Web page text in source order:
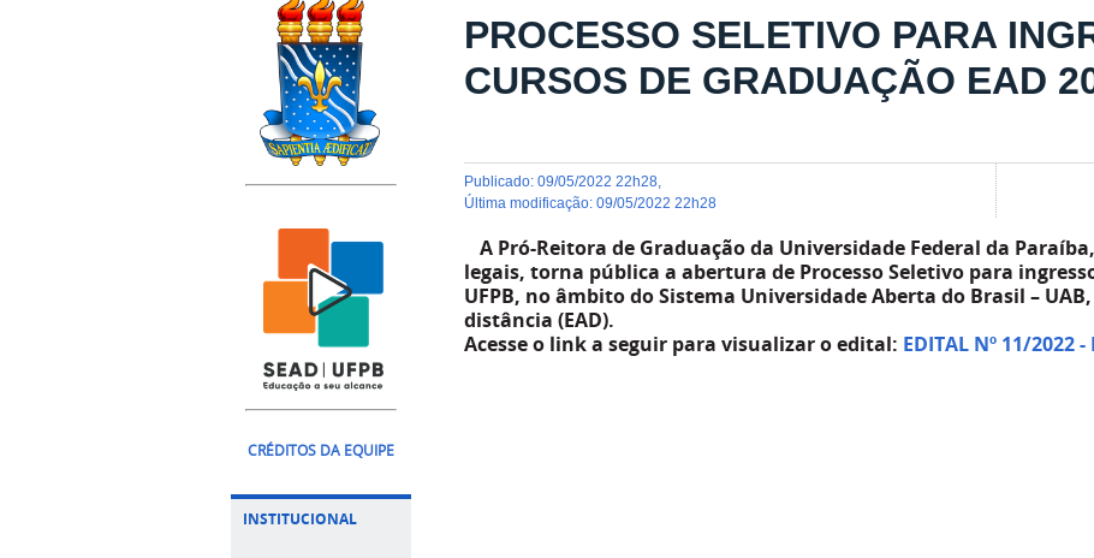
CRÉDITOS DA EQUIPE
INSTITUCIONAL
PROCESSO SELETIVO PARA
CURSOS DE GRADUAÇÃO EAD
publicado:09/05/2022 22h28
última modificação:09/05/2022 22h28
A Pró-Reitora de Graduação da Universidade Federal da
legais, torna pública a abertura de Processo Seletivo para
UFPB, no âmbito do Sistema Universidade Aberta do Brasil –
distância (EAD).
Acesse o link a seguir para visualizar o edital: EDITAL Nº 11/2022 -